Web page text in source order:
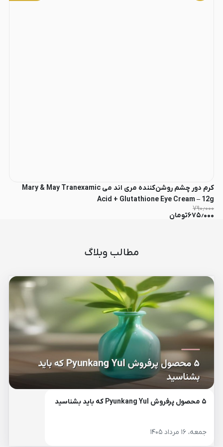
کرم دور چشم روشن‌کننده مری اند می Mary & May Tranexamic
Acid + Glutathione Eye Cream – 12g
۷۹۰٫۰۰۰
۶۷۵٫۰۰۰تومان
مطالب وبلاگ
۵ محصول پرفروش Pyunkang Yul که باید بشناسید
جمعه، ۱۶ مرداد ۱۴۰۵